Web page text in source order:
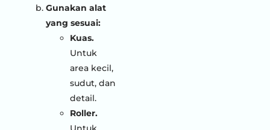
Gunakan alat
yang sesuai:
Kuas.
Untuk
area kecil,
sudut, dan
detail.
Roller.